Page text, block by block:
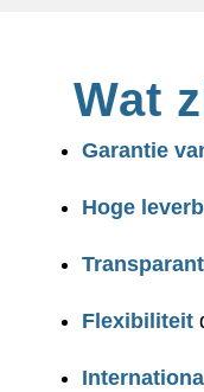
Wat
Garantie
Hoge
Flexibiliteit